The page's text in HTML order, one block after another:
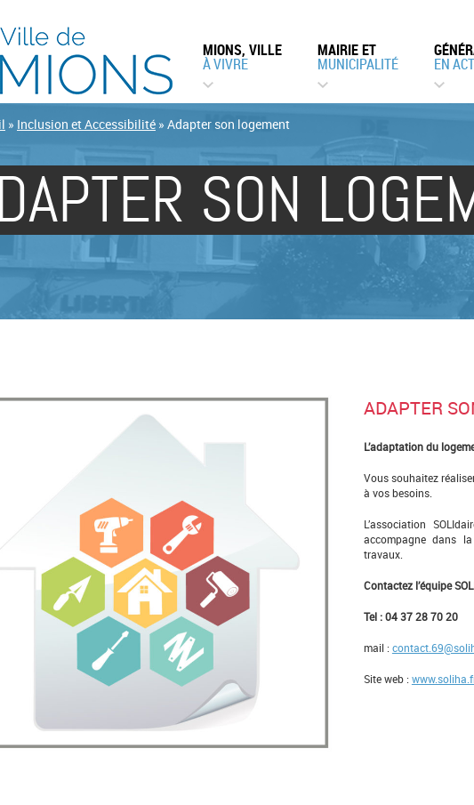
MIONS, VILLE
À VIVRE
MAIRIE ET
MUNICIPALITÉ EN
» Inclusion et Accessibilité » Adapter son logement
SON
ADAPTER
L’adaptation du
Vous souhaitez
à vos besoins.
L’association
accompagne dans
travaux.
Contactez l’équipe
Tel : 04 37 28 70 20
mail :
Site web :